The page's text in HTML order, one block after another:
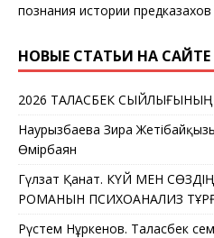
познания истории предказахов
НОВЫЕ СТАТЬИ НА САЙТЕ
2026 ТАЛАСБЕК СЫЙЛЫҒЫНЫҢ
Наурызбаева Зира
Өмірбаян
Гүлзат Қанат. КҮЙ МЕН
РОМАНЫН ПСИХОАНАЛИЗ
Рүстем Нұркенов. Таласбек